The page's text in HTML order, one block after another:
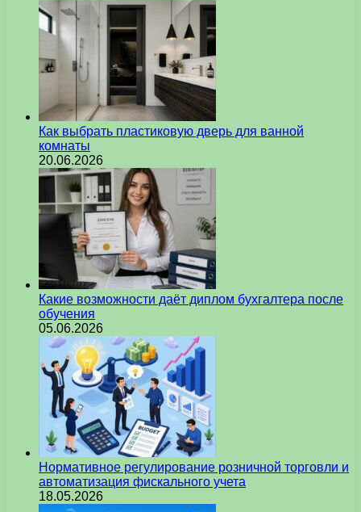
Как выбрать пластиковую дверь для ванной
комнаты
20.06.2026
Какие возможности даёт диплом бухгалтера после
обучения
05.06.2026
Нормативное регулирование розничной торговли и
автоматизация фискального учета
18.05.2026